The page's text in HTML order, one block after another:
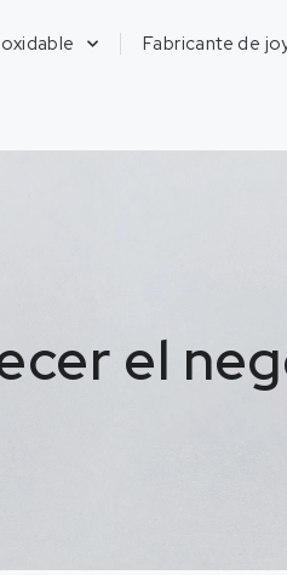
Fabricante de
el